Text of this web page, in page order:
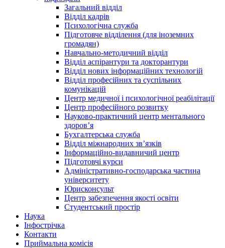
Загальний відділ
Відділ кадрів
Психологічна служба
Підготовче відділення (для іноземних
громадян)
Навчально-методичний відділ
Відділ аспірантури та докторантури
Відділ нових інформаційних технологій
Відділ професійних та суспільних
комунікацій
Центр медичної і психологічної реабілітації
Центр професійного розвитку
Науково-практичний центр ментального
здоров’я
Бухгалтерська служба
Відділ міжнародних зв’язків
Інформаційно-видавничий центр
Підготовчі курси
Адміністративно-господарська частина
університету
Юрисконсульт
Центр забезпечення якості освіти
Студентський простір
Наука
Інфострічка
Контакти
Приймальна комісія